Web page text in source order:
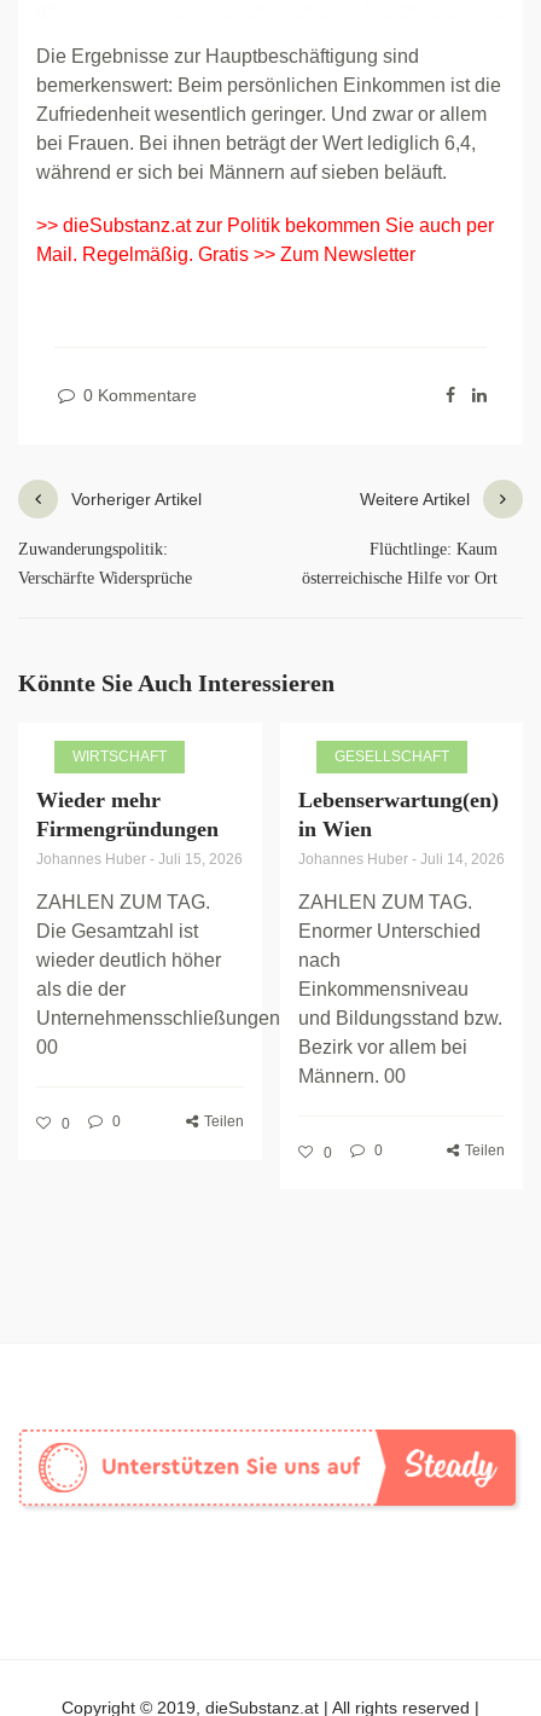
Die Ergebnisse zur Hauptbeschäftigung sind
bemerkenswert: Beim persönlichen Einkommen ist die
Zufriedenheit wesentlich geringer. Und zwar or allem
bei Frauen. Bei ihnen beträgt der Wert lediglich 6,4,
während er sich bei Männern auf sieben beläuft.
>> dieSubstanz.at zur Politik bekommen Sie auch per
Mail. Regelmäßig. Gratis >> Zum Newsletter
0 Kommentare
Vorheriger Artikel
Zuwanderungspolitik:
Verschärfte Widersprüche
Weitere Artikel
Flüchtlinge: Kaum
österreichische Hilfe vor Ort
Könnte Sie Auch Interessieren
WIRTSCHAFT
Wieder mehr
Firmengründungen
Johannes Huber - Juli 15, 2026
ZAHLEN ZUM TAG.
Die Gesamtzahl ist
wieder deutlich höher
als die der
Unternehmensschließungen.
00
0 0 Teilen
GESELLSCHAFT
Lebenserwartung(en)
in Wien
Johannes Huber - Juli 14, 2026
ZAHLEN ZUM TAG.
Enormer Unterschied
nach
Einkommensniveau
und Bildungsstand bzw.
Bezirk vor allem bei
Männern. 00
0 0 Teilen
Copyright © 2019, dieSubstanz.at | All rights reserved |